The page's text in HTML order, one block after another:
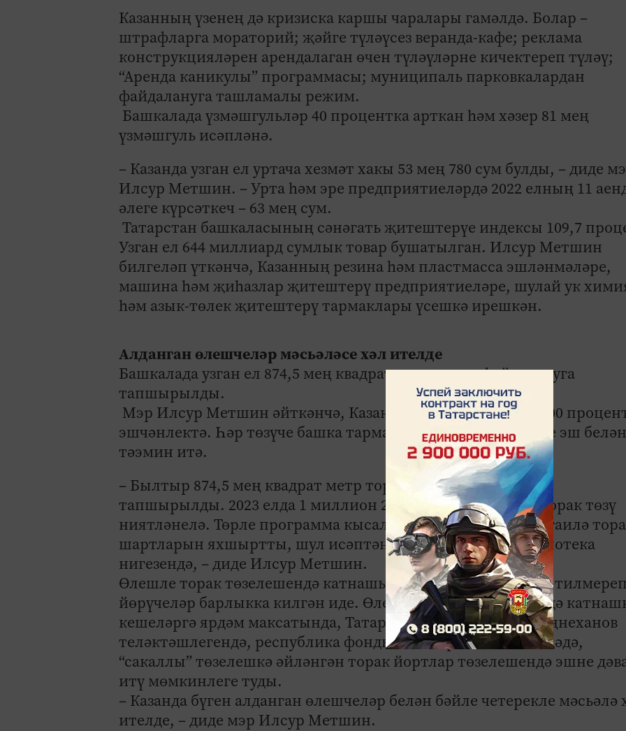
Казанның үзенең дә кризиска каршы чаралары гамәлдә. Болар –
штрафларга мораторий; җәйге түләүсез веранда-кафе; реклама
конструкцияләрен арендалаган өчен түләүләрне кичектереп түләү;
“Аренда каникулы” программасы; муниципаль парковкалардан
файдалануга ташламалы режим.
Башкалада үзмәшгульләр 40 процентка арткан һәм хәзер 81 мең
үзмәшгуль исәпләнә.
– Казанда узган ел уртача хезмәт хакы 53 мең 780 сум булды, – диде
Илсур Метшин. – Урта һәм эре предприятиеләрдә 2022 елның 11
әлеге күрсәткеч – 63 мең сум.
Татарстан башкаласының сәнәгать җитештерүе индексы 109,7
Узган ел 644 миллиард сумлык товар бушатылган. Илсур Метшин
билгеләп үткәнчә, Казанның резина һәм пластмасса эшләнмәләре,
машина һәм җиһазлар җитештерү предприятиеләре, шулай ук
һәм азык-төлек җитештерү тармаклары үсешкә ирешкән.
Алданган өлешчеләр мәсьәләсе хәл ителде
Башкалада узган ел 874,5 мең квадрат метр торак файдалануга
тапшырылды.
Мэр Илсур Метшин әйткәнчә, Казанда төзелеш тармагы 100
эшчәнлектә. Һәр төзүче башка тармаклардагы 10-12 кешене эш белән
тәэмин итә.
– Былтыр 874,5 мең квадрат метр торак төзеп, файдалануга
тапшырылды. 2023 елда 1 миллион 250 мең квадрат метр торак төзү
ниятләнелә. Төрле программа кысаларында, узган ел 1647 гаилә
шартларын яхшыртты, шул исәптән 1260 гаилә социаль ипотека
нигезендә, – диде Илсур Метшин.
Өлешле торак төзелешендә катнашып, фатир ала алмыйча тилмереп
йөрүчеләр барлыкка килгән иде. Өлешле торак төзелешендә
кешеләргә ярдәм максатында, Татарстан Рәисе Рөстәм Миңнеханов
теләктәшлегендә, республика фонды оештырылды. Нәтиҗәдә,
“сакаллы” төзелешкә әйләнгән торак йортлар төзелешендә эшне
итү мөмкинлеге туды.
– Казанда бүген алданган өлешчеләр белән бәйле четерекле мәсьәлә
ителде, – диде мэр Илсур Метшин.